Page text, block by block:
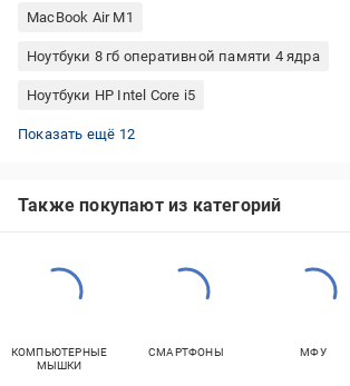
MacBook Air M1
Ноутбуки 8 гб оперативной памяти 4 ядра
Ноутбуки HP Intel Core i5
Ноутбуки Lenovo без дисковода
Игровые ноутбуки Intel Core i7
Ноутбуки 8 ГБ оперативной памяти Intel Core i5
Ноутбуки Asus 2 ядра
Ноутбуки MSI диагональю 14 дюймов
Ноутбуки 8 ГБ оперативной памяти Intel Core i7
Ноутбуки 16 ГБ оперативной памяти 4 ядра
Ноутбуки Apple MacBook Air
Ноутбуки HP 16 ГБ оперативной памяти
Игровые ноутбуки с 32 ГБ оперативной памяти
Apple MacBook Pro
Apple MacBook Air Apple M2 256 ГБ
Показать ещё 12
Также покупают из категорий
КОМПЬЮТЕРНЫЕ
МЫШКИ
СМАРТФОНЫ МФУ